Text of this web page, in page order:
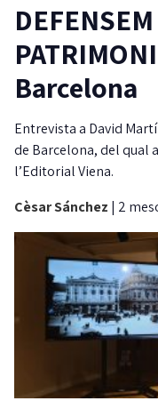
Barcelona
Entrevista a David
de Barcelona, del qual
l’Editorial Viena.
Cèsar Sánchez | 2